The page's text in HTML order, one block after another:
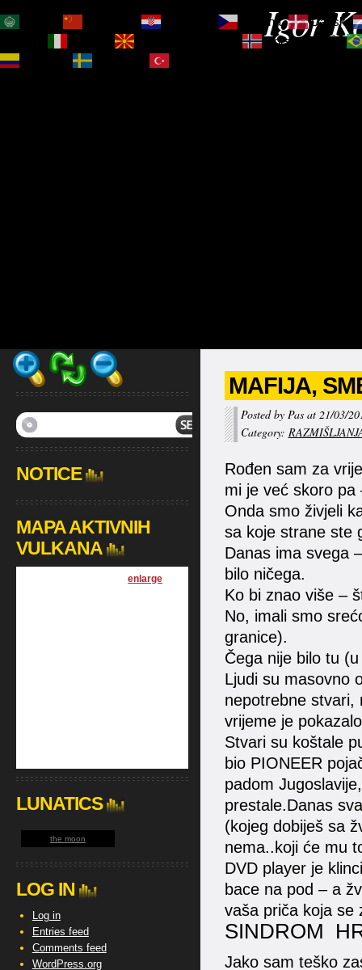
Igor
MAFIJA,
Posted by Pas at 21/03/
Category:
Rođen sam za
mi je već skoro pa
Onda smo živjeli
sa koje strane ste
Danas ima svega
bilo ničega.
Ko bi znao više –
No, imali smo
granice).
Čega nije bilo tu
Ljudi su masovno
nepotrebne stvari,
vrijeme je
Stvari su koštale
bio PIONEER
padom
prestale.Danas
(kojeg dobiješ sa
nema..koji će mu
DVD player je
bace na pod – a
vaša priča koja
SINDROM
Jako sam teško
NOTICE
MAPA AKTIVNIH
VULKANA
[enlarge
LUNATICS
the moon
LOG IN
Log in
Entries feed
Comments feed
WordPress.org
Čeština‎
Dansk
Norsk bokmål